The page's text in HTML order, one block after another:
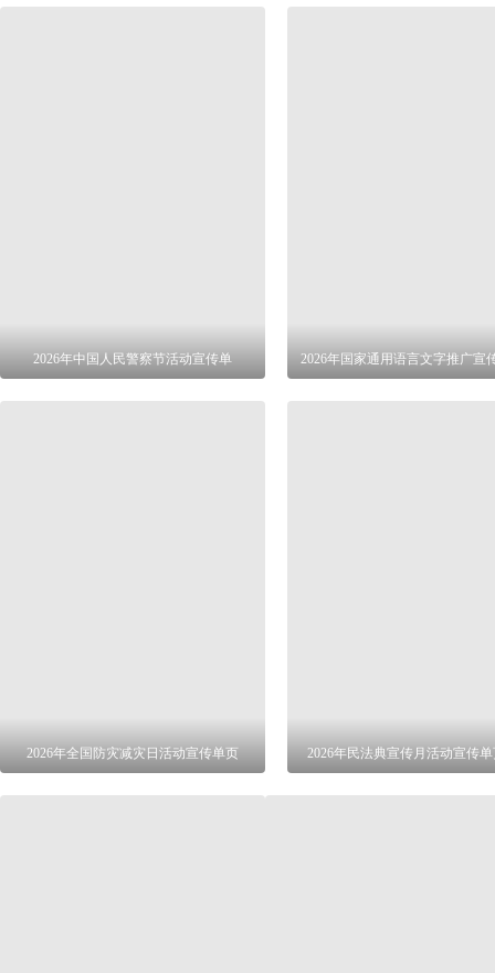
2026年中国人民警察节活动宣传单 2026年国家通用语言文字推广宣
2026年全国防灾减灾日活动宣传单页 2026年民法典宣传月活动宣传